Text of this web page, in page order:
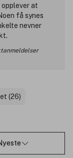
at
få synes
nevner
(26)